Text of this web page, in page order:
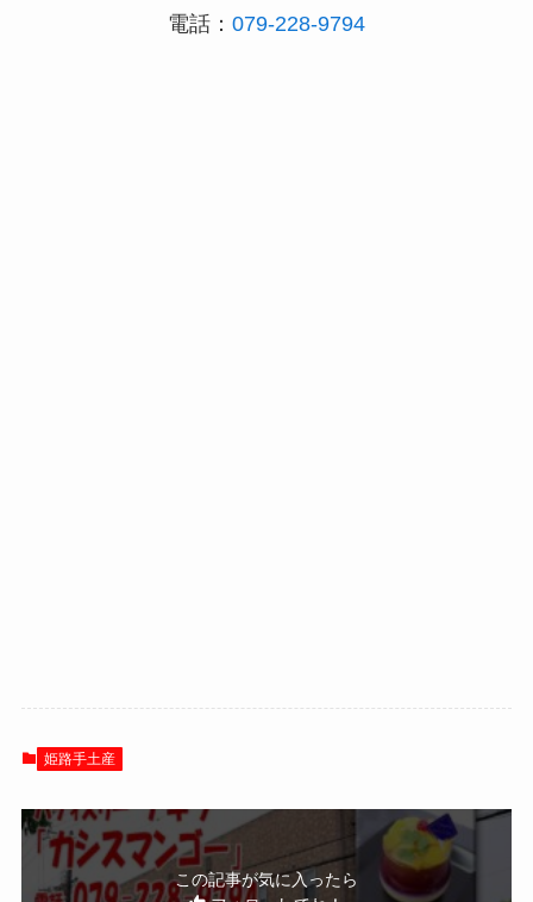
電話： 079-228-9794
姫路手土産
この記事が気に入ったら